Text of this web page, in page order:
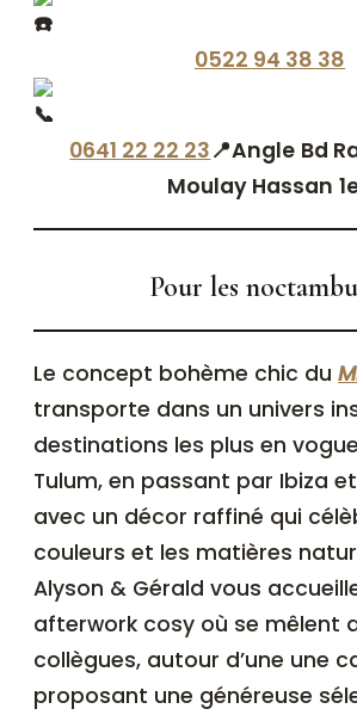
0522 94 38 38
0641 22 22 23📍Angle Bd
Moulay Hassan
Pour les
Le concept bohème chic du
transporte dans un univers
destinations les plus en
Tulum, en passant par Ibiza
avec un décor raffiné qui
couleurs et les matières
Alyson & Gérald vous
afterwork cosy où se mêlent
collègues, autour d’une une
proposant une généreuse